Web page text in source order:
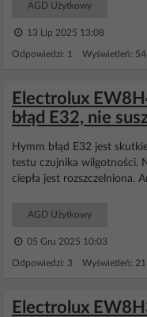
AGD Użytkowy
13 Lip 2025 13:08
Odpowiedzi: 1 Wyświetleń:
Electrolux
błąd E32, nie
Hymm błąd E32 jest
testu czujnika wilgotności.
ciepła jest rozszczelniona.
AGD Użytkowy
05 Gru 2025 10:03
Odpowiedzi: 3 Wyświetleń:
Electrolux